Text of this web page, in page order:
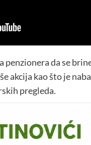
penzionera da se
akcija kao što je
pregleda.